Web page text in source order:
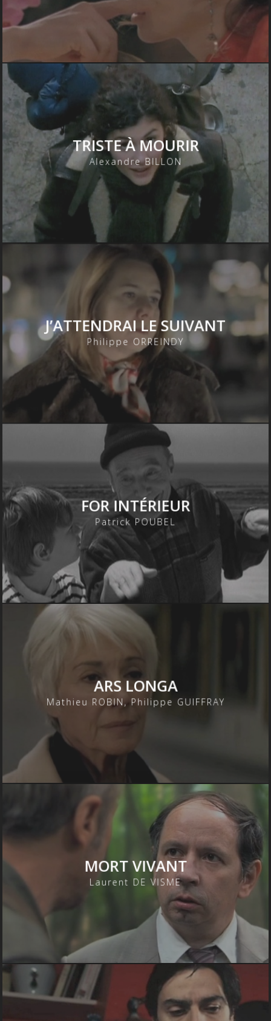
TRISTE À MOURIR
Alexandre BILLON
J’ATTENDRAI LE SUIVANT
Philippe ORREINDY
FOR INTÉRIEUR
Patrick POUBEL
ARS LONGA
Mathieu ROBIN, Philippe GUIFFRAY
MORT VIVANT
Laurent DE VISME